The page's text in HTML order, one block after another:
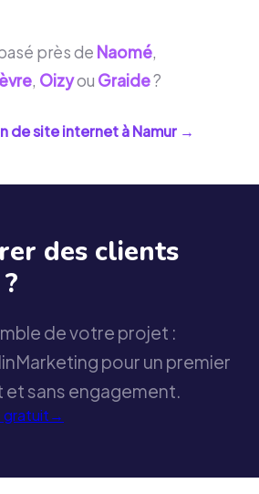
près de Naomé,
, Oizyou Graide?
de site internet àNamur →
des clients
?
de votre projet :
pour un premier
sans engagement.
gratuit→